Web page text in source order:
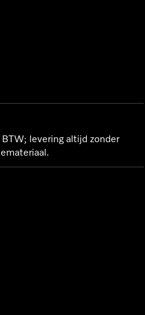
levering altijd zonder